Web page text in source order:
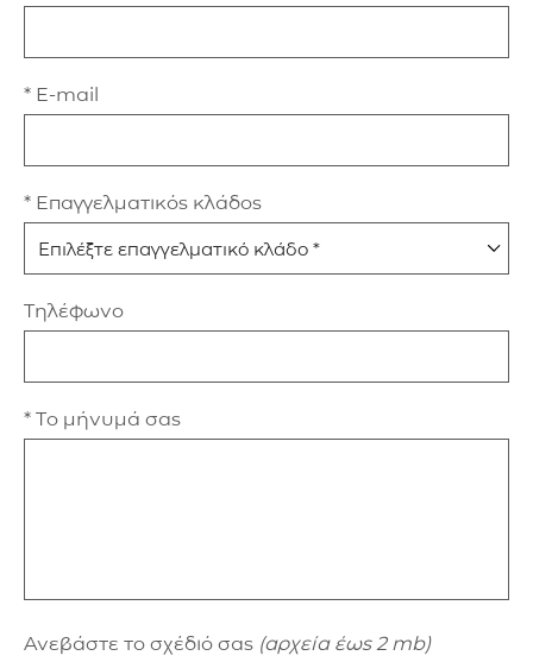
* E-mail
* Επαγγελματικός κλάδος
Τηλέφωνο
* Το μήνυμά σας
Ανεβάστε το σχέδιό σας (αρχεία έως 2 mb)